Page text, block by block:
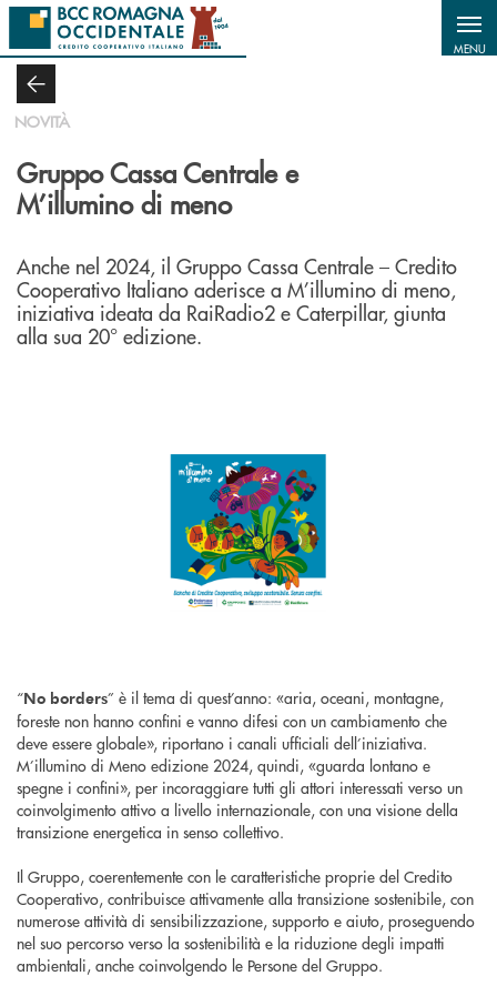
Salta al contenuto principale
MENU
NOVITÀ
Gruppo Cassa Centrale e
M’illumino di meno
Anche nel 2024, il Gruppo Cassa Centrale – Credito
Cooperativo Italiano aderisce a M’illumino di meno,
iniziativa ideata da RaiRadio2 e Caterpillar, giunta
alla sua 20° edizione.
“No borders” è il tema di quest’anno: «aria, oceani, montagne,
foreste non hanno confini e vanno difesi con un cambiamento che
deve essere globale», riportano i canali ufficiali dell’iniziativa.
M’illumino di Meno edizione 2024, quindi, «guarda lontano e
spegne i confini», per incoraggiare tutti gli attori interessati verso un
coinvolgimento attivo a livello internazionale, con una visione della
transizione energetica in senso collettivo.
Il Gruppo, coerentemente con le caratteristiche proprie del Credito
Cooperativo, contribuisce attivamente alla transizione sostenibile, con
numerose attività di sensibilizzazione, supporto e aiuto, proseguendo
nel suo percorso verso la sostenibilità e la riduzione degli impatti
ambientali, anche coinvolgendo le Persone del Gruppo.